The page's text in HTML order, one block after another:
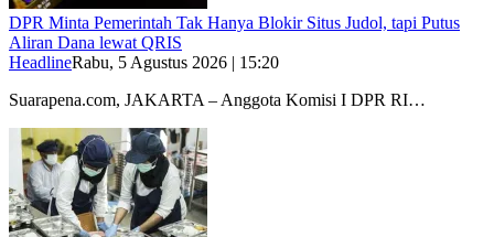
DPR Minta Pemerintah Tak Hanya Blokir Situs Judol, tapi Putus
Aliran Dana lewat QRIS
HeadlineRabu, 5 Agustus 2026 | 15:20
Suarapena.com, JAKARTA – Anggota Komisi I DPR RI…